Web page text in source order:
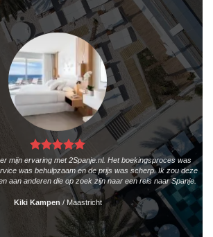
mijn ervaring met 2Spanje.nl. Het boekingsproces was
was behulpzaam en de prijs was scherp. Ik zou deze
aan anderen die op zoek zijn naar een reis naar Spanje.
Kiki Kampen /Maastricht